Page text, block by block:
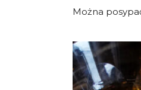
Można